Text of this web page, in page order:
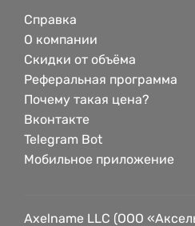
Справка
О компании
Скидки от объёма
Реферальная программа
Почему такая цена?
Вконтакте
Telegram Bot
Мобильное приложение
Axelname LLC (ООО